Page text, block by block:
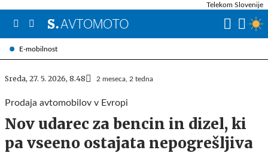
E-mobilnost
Telekom Slovenije
Sreda, 27. 5. 2026, 8.48 2 meseca, 2 tedna
Prodaja avtomobilov v Evropi
Nov udarec za bencin in dizel, ki
pa vseeno ostajata nepogrešljiva